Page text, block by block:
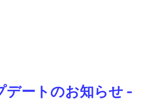
デートのお知らせ -